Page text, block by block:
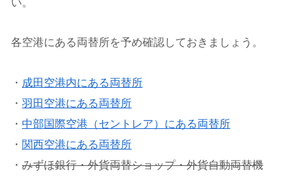
各空港にある両替所を予め確認しておきましょう。
・ 成田空港内にある両替所
・ 羽田空港にある両替所
・ 中部国際空港（セントレア）にある両替所
・ 関西空港にある両替所
・ みずほ銀行・外貨両替ショップ・外貨自動両替機